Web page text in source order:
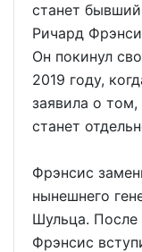
станет
Ричард
Он покинул
2019 году,
заявила о том,
станет
Фрэнсис
нынешнего
Шульца. После
Фрэнсис